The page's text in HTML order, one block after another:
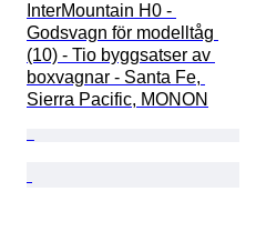
InterMountain H0 -
Godsvagn för modelltåg
(10) - Tio byggsatser av
boxvagnar - Santa Fe,
Sierra Pacific, MONON